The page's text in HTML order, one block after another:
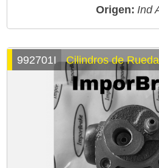
Origen: Ind
992701I Cilindros de Rueda